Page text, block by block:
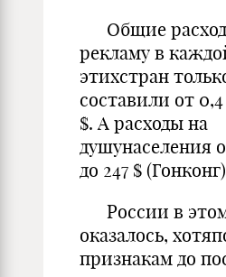
Общие
рекламу в
этихстран
составили от
$. А расходы на
душунаселения
до 247 $
России в
оказалось,
признакам до